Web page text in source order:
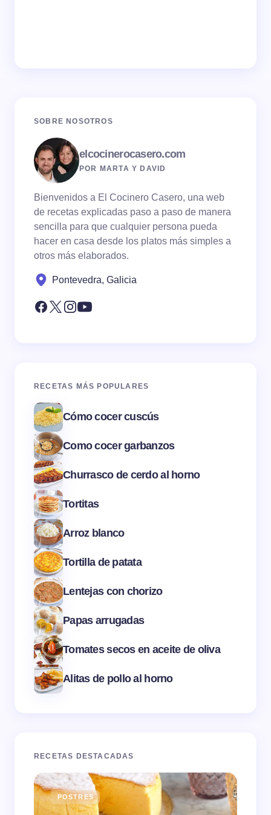
SOBRE NOSOTROS
elcocinerocasero.com
POR MARTA Y DAVID
Bienvenidos a El Cocinero Casero, una web
de recetas explicadas paso a paso de manera
sencilla para que cualquier persona pueda
hacer en casa desde los platos más simples a
otros más elaborados.
Pontevedra, Galicia
RECETAS MÁS POPULARES
Cómo cocer cuscús
Como cocer garbanzos
Churrasco de cerdo al horno
Tortitas
Arroz blanco
Tortilla de patata
Lentejas con chorizo
Papas arrugadas
Tomates secos en aceite de oliva
Alitas de pollo al horno
RECETAS DESTACADAS
POSTRES